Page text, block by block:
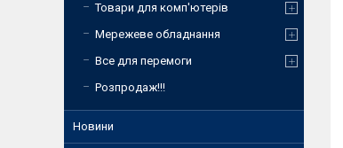
Товари для комп'ютерів
Мережеве обладнання
Все для перемоги
Розпродаж!!!
Новини